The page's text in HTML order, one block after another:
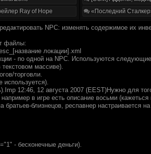
Ray of Hope
«Последний
NPC: изменять содержимое их
файлы:
локации].xml
- по одной на NPC. Используются
массиве).
торговли.
используется).
12:46, 12 августа 2007 (EEST)Нужно для
в игре есть описание восьми
братьев-близнецов, респавнер настраивается
- бесконечные деньги).